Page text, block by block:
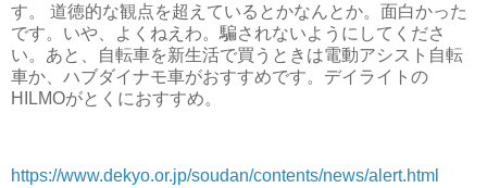
す。 道徳的な観点を超えているとかなんとか。面白かった
です。いや、よくねえわ。騙されないようにしてくださ
い。あと、自転車を新生活で買うときは電動アシスト自転
車か、ハブダイナモ車がおすすめです。デイライトの
HILMOがとくにおすすめ。
https://www.dekyo.or.jp/soudan/contents/news/alert.html